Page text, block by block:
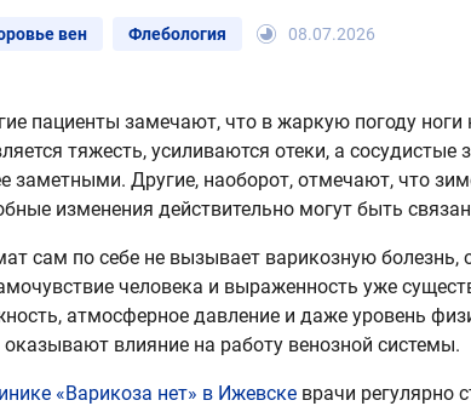
вен Флебология 08.07.2026
пациенты замечают, что в жаркую погоду ноги
тяжесть, усиливаются отеки, а
заметными. Другие, наоборот, отмечают, что
изменения действительно могут быть
сам по себе не вызывает варикозную болезнь,
человека и выраженность уже
атмосферное давление и даже уровень
оказывают влияние на работу венозной системы.
«Варикоза нет» в Ижевске врачи регулярно